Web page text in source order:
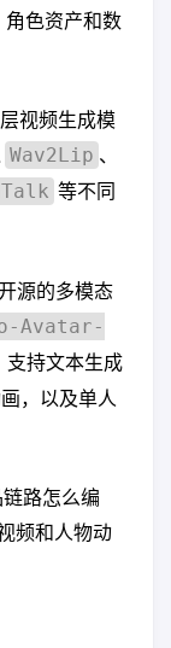
角色资产和数
视频生成模
Wav2Lip 、
等不同
源的多模态
Avatar-
支持文本生成
，以及单人
路怎么编
频和人物动